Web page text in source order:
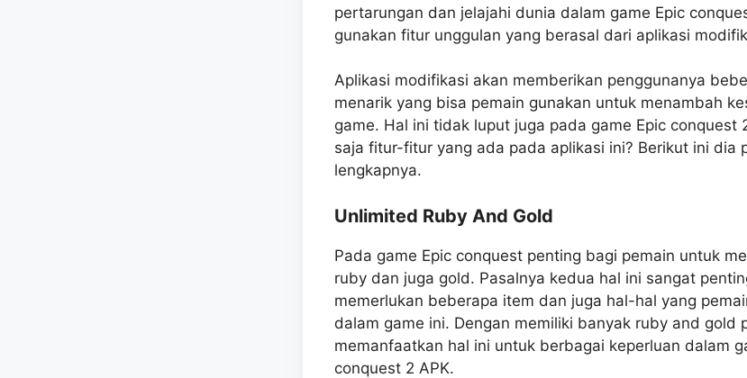
pertarungan dan jelajahi dunia dalam game Epic
gunakan fitur unggulan yang berasal dari aplikasi
Aplikasi modifikasi akan memberikan penggunanya
menarik yang bisa pemain gunakan untuk menambah
game. Hal ini tidak luput juga pada game Epic conquest
saja fitur-fitur yang ada pada aplikasi ini? Berikut ini dia
lengkapnya.
Unlimited Ruby And Gold
Pada game Epic conquest penting bagi pemain untuk
ruby dan juga gold. Pasalnya kedua hal ini sangat
memerlukan beberapa item dan juga hal-hal yang
dalam game ini. Dengan memiliki banyak ruby and gold
memanfaatkan hal ini untuk berbagai keperluan dalam
conquest 2 APK.